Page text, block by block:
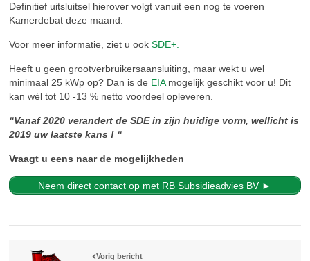
Definitief uitsluitsel hierover volgt vanuit een nog te voeren
Kamerdebat deze maand.
Voor meer informatie, ziet u ookSDE+.
Heeft u geen grootverbruikersaansluiting, maar wekt u wel
minimaal 25 kWp op? Dan is de EIAmogelijk geschikt voor u! Dit
kan wél tot 10 -13 % netto voordeel opleveren.
“Vanaf 2020 verandert de SDE in zijn huidige vorm, wellicht is
2019 uw laatste kans ! “
Vraagt u eens naar de mogelijkheden
Neem direct contact op met RB Subsidieadvies BV ►
Vorig bericht